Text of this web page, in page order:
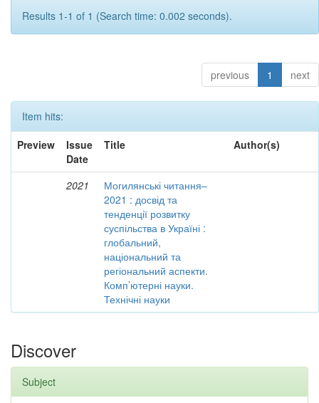
Results 1-1 of 1 (Search time: 0.002 seconds).
previous 1 next
Item hits:
Preview
Issue
Date
Title Author(s)
2021
Могилянські читання–
2021 : досвід та
тенденції розвитку
суспільства в Україні :
глобальний,
національний та
регіональний аспекти.
Комп’ютерні науки.
Технічні науки
Discover
Subject